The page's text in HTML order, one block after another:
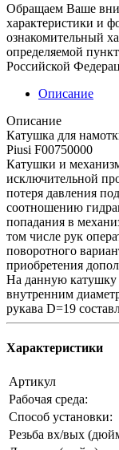
Обращаем Ваше
характеристики и
ознакомительный
определяемой
Российской
Описание
Описание
Катушка для
Piusi F00750000
Катушки и
исключительной
потеря давления
соотношению
попадания в
том числе рук
поворотного
приобретения
На данную катушку
внутренним
рукава D=19
Характеристики
Артикул
Рабочая среда:
Способ установки:
Резьба вх/вых